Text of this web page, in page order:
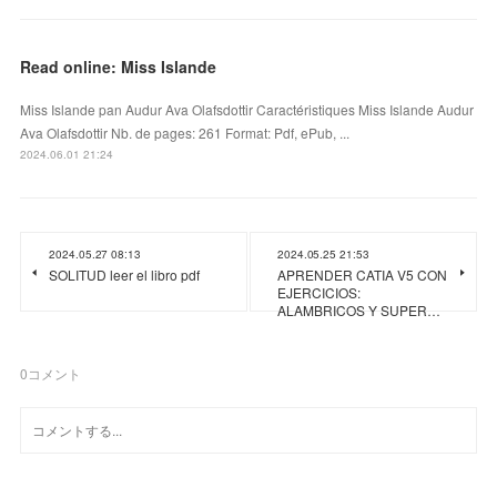
Read online: Miss Islande
Miss Islande pan Audur Ava Olafsdottir Caractéristiques Miss Islande Audur
Ava Olafsdottir Nb. de pages: 261 Format: Pdf, ePub, ...
2024.06.01 21:24
2024.05.27 08:13
SOLITUD leer el libro pdf
2024.05.25 21:53
APRENDER CATIA V5 CON
EJERCICIOS:
ALAMBRICOS Y SUPER…
0コメント